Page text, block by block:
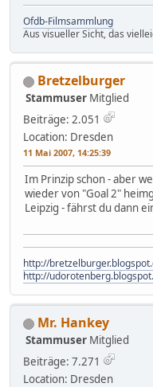
Ofdb-Filmsammlung
Aus visueller Sicht, das
Bretzelburger
Stammuser Mitglied
Beiträge: 2.051
Location: Dresden
11 Mai 2007, 14:25:39
Im Prinzip schon - aber
wieder von "Goal 2"
Leipzig - fährst du dann
http://
http://
Mr. Hankey
Stammuser Mitglied
Beiträge: 7.271
Location: Dresden